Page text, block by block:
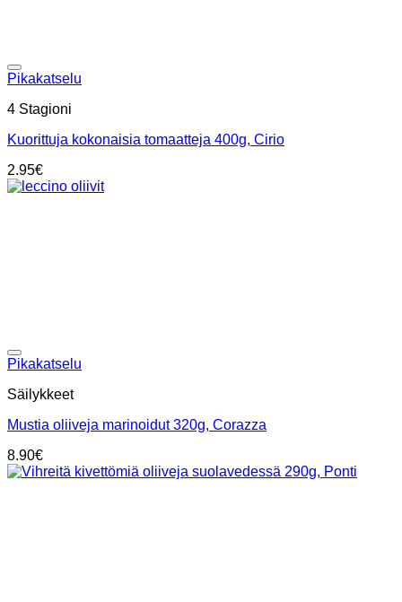
Pikakatselu
4 Stagioni
Kuorittuja kokonaisia tomaatteja 400g, Cirio
2.95€
Pikakatselu
Säilykkeet
Mustia oliiveja marinoidut 320g, Corazza
8.90€